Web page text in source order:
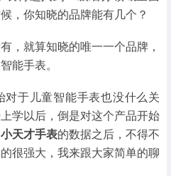
，你知晓的品牌能有几个？
，就算知晓的唯一一个品牌，
能手表。
对于儿童智能手表也没什么关
学以后，倒是对这个产品开始
小天才手表的数据之后，不得不
很强大，我来跟大家简单的聊